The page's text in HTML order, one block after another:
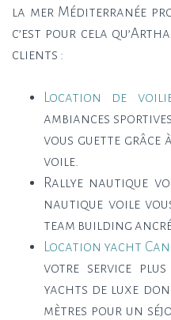
la mer Méditerranée
c’est pour cela
clients :
Location de
ambiances
vous guette grâce
voile.
Rallye nautique
nautique voile
team building ancré
Location yacht
votre service
yachts de luxe
mètres pour un